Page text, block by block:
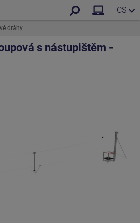
CS
dráhy
s nástupištěm -